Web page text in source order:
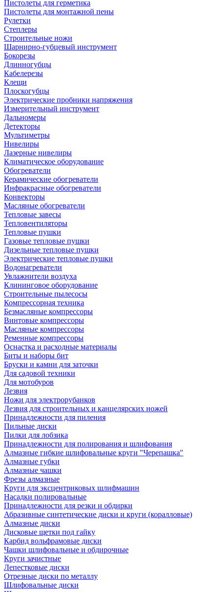
Пистолеты для герметика
Пистолеты для монтажной пены
Рулетки
Степлеры
Строительные ножи
Шарнирно-губцевый инструмент
Бокорезы
Длинногубцы
Кабелерезы
Клещи
Плоскогубцы
Электрические пробники напряжения
Измерительный инструмент
Дальномеры
Детекторы
Мультиметры
Нивелиры
Лазерные нивелиры
Климатическое оборудование
Обогреватели
Керамические обогреватели
Инфракрасные обогреватели
Конвекторы
Масляные обогреватели
Тепловые завесы
Тепловентиляторы
Тепловые пушки
Газовые тепловые пушки
Дизельные тепловые пушки
Электрические тепловые пушки
Водонагреватели
Увлажнители воздуха
Клининговое оборудование
Строительные пылесосы
Компрессорная техника
Безмасляные компрессоры
Винтовые компрессоры
Масляные компрессоры
Ременные компрессоры
Оснастка и расходные материалы
Биты и наборы бит
Бруски и камни для заточки
Для садовой техники
Для мотобуров
Лезвия
Ножи для электрорубанков
Лезвия для строительных и канцелярских ножей
Принадлежности для пиления
Пильные диски
Пилки для лобзика
Принадлежности для полирования и шлифования
Алмазные гибкие шлифовальные круги "Черепашка"
Алмазные губки
Алмазные чашки
Фрезы алмазные
Круги для эксцентриковых шлифмашин
Насадки полировальные
Принадлежности для резки и обдирки
Абразивные синтетические диски и круги (коралловые)
Алмазные диски
Дисковые щетки под гайку
Карбид вольфрамовые диски
Чашки шлифовальные и обдирочные
Круги зачистные
Лепестковые диски
Отрезные диски по металлу
Шлифовальные диски